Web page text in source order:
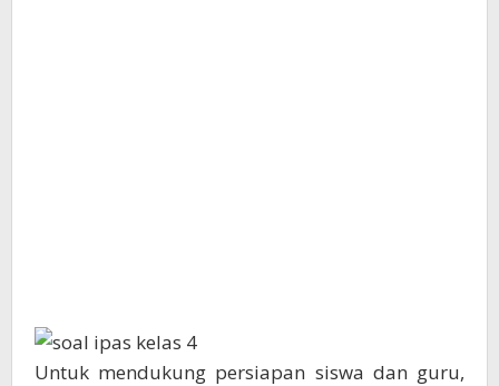
Untuk mendukung persiapan siswa dan guru,